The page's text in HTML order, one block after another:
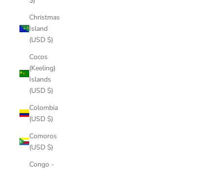
Christmas
Island
(USD $)
Cocos
(Keeling)
Islands
(USD $)
Colombia
(USD $)
Comoros
(USD $)
Congo -